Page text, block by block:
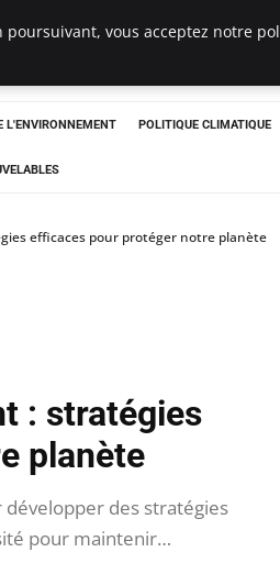
L'ENVIRONNEMENT POLITIQUE CLIMATIQUE
efficaces pour protéger notre planète
: stratégies
planète
des stratégies
pour maintenir…
vous acceptez notre